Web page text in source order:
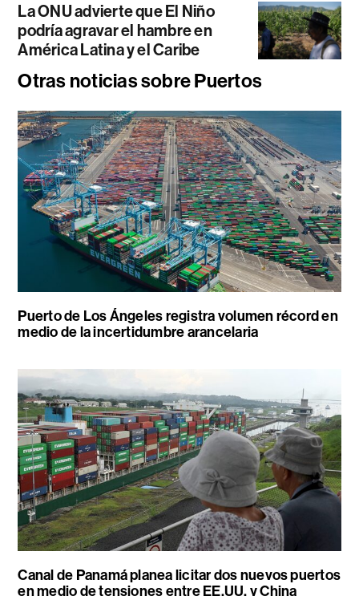
La ONU advierte que El Niño
podría agravar el hambre en
América Latina y el Caribe
Otras noticias sobre Puertos
Puerto de Los Ángeles registra volumen récord en
medio de la incertidumbre arancelaria
Canal de Panamá planea licitar dos nuevos puertos
en medio de tensiones entre EE.UU. y China